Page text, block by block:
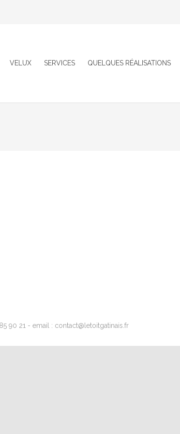
VELUX SERVICES QUELQUES RÉALISATIONS
90 21 - email : contact@letoitgatinais.fr